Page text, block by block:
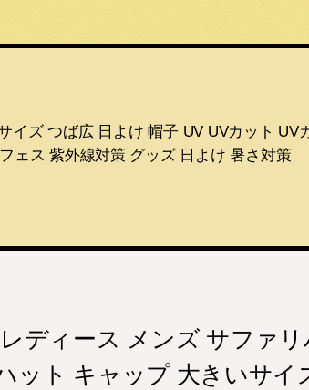
ズ つば広 日よけ 帽子 UV UVカット UV
ェス 紫外線対策 グッズ 日よけ 暑さ対策
ディース メンズ サファリ
ット キャップ 大きいサイ